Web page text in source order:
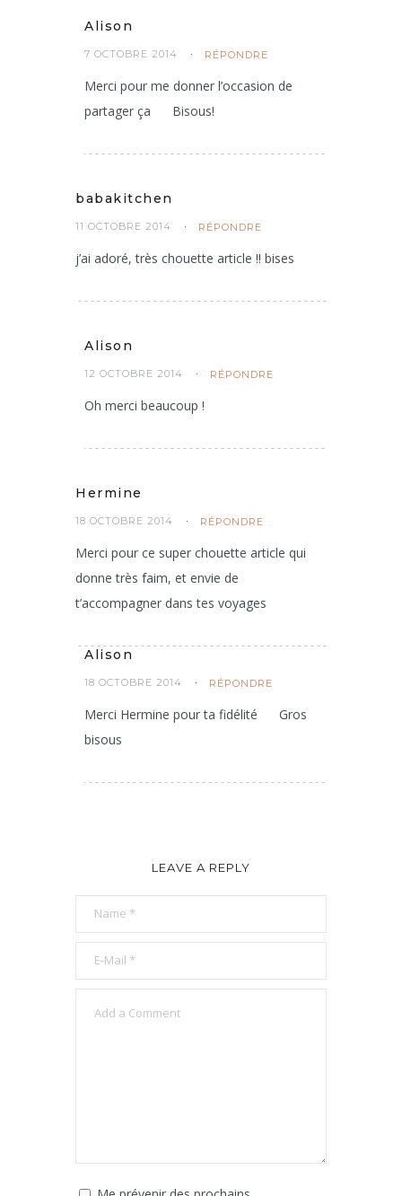
Alison
7 OCTOBRE 2014 RÉPONDRE
Merci pour me donner l’occasion de
partager ça
Bisous!
babakitchen
11 OCTOBRE 2014 RÉPONDRE
j’ai adoré, très chouette article !! bises
Alison
12 OCTOBRE 2014 RÉPONDRE
Oh merci beaucoup !
Hermine
18 OCTOBRE 2014 RÉPONDRE
Merci pour ce super chouette article qui
donne très faim, et envie de
t’accompagner dans tes voyages
Alison
18 OCTOBRE 2014 RÉPONDRE
Merci Hermine pour ta fidélité
Gros
bisous
LEAVE A REPLY